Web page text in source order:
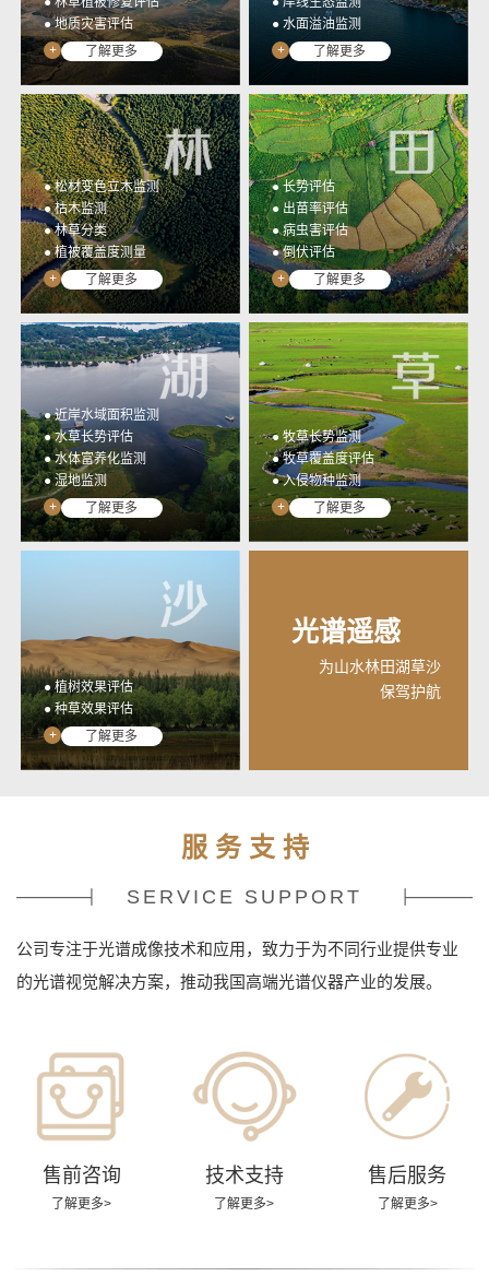
● 地质灾害评估
+
了解更多
● 水面溢油监测
+
了解更多
● 松材变色立木监测
● 枯木监测
● 林草分类
● 植被覆盖度测量
+
了解更多
● 长势评估
● 出苗率评估
● 病虫害评估
● 倒伏评估
+
了解更多
● 近岸水域面积监测
● 水草长势评估
● 水体富养化监测
● 湿地监测
+
了解更多
● 牧草长势监测
● 牧草覆盖度评估
● 入侵物种监测
+
了解更多
● 植树效果评估
● 种草效果评估
+
了解更多
光谱遥感
为山水林田湖草沙
保驾护航
服 务 支 持
SERVICE SUPPORT
公司专注于光谱成像技术和应用，致力于为不同行业提供专业
的光谱视觉解决方案，推动我国高端光谱仪器产业的发展。
售前咨询
了解更多>
技术支持
了解更多>
售后服务
了解更多>